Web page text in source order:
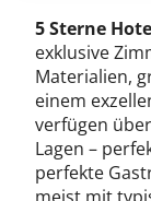
5 Sterne
exklusive
Materialien,
einem
verfügen
Lagen –
perfekte